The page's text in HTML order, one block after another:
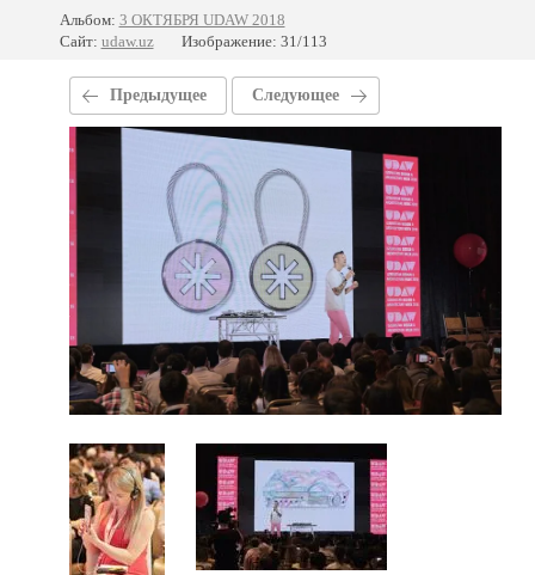
Альбом: 3 ОКТЯБРЯ UDAW 2018
Сайт: udaw.uz Изображение: 31/113
Предыдущее Следующее